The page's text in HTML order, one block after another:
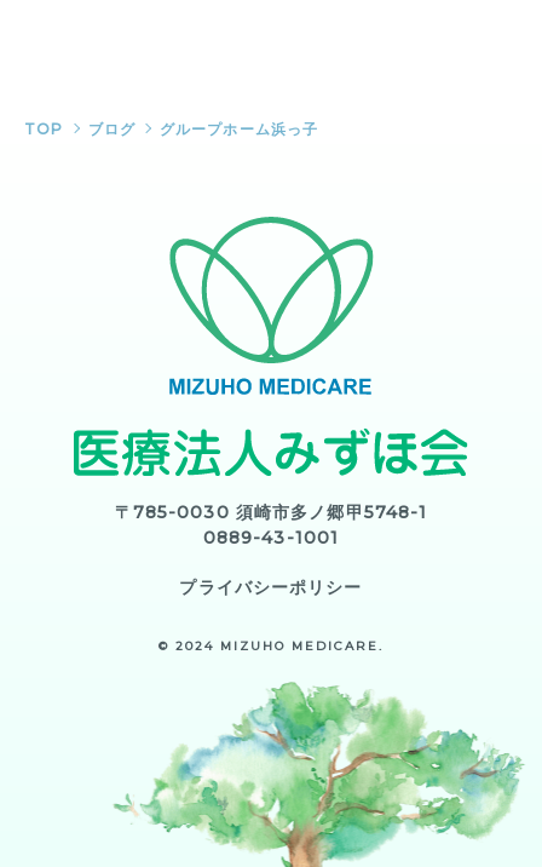
TOP ブログ グループホーム浜っ子
〒785-0030 須崎市多ノ郷甲5748-1
0889-43-1001
プライバシーポリシー
© 2024 MIZUHO MEDICARE.